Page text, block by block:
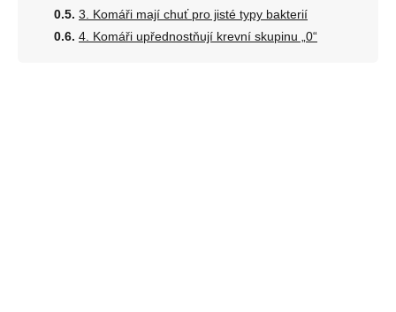
3. Komáři mají chuť pro jisté typy bakterií
4. Komáři upřednostňují krevní skupinu „0“